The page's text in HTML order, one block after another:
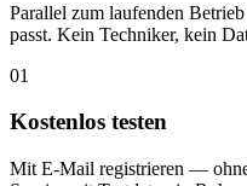
Parallel zum laufenden
passt. Kein Techniker, kein
01
Kostenlos testen
Mit E-Mail registrieren —